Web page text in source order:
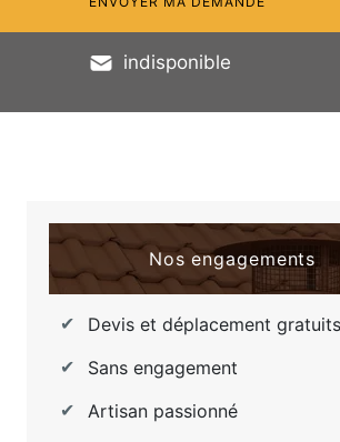
indisponible
Nos engagements
Devis et déplacement gratuits
Sans engagement
Artisan passionné